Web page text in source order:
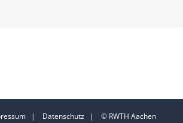
| Datenschutz | © RWTH Aachen